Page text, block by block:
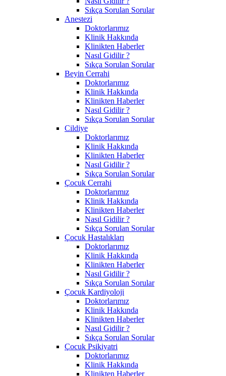
Sıkça Sorulan Sorular
Anestezi
Doktorlarımız
Klinik Hakkında
Klinikten Haberler
Nasıl Gidilir ?
Sıkça Sorulan Sorular
Beyin Cerrahi
Doktorlarımız
Klinik Hakkında
Klinikten Haberler
Nasıl Gidilir ?
Sıkça Sorulan Sorular
Cildiye
Doktorlarımız
Klinik Hakkında
Klinikten Haberler
Nasıl Gidilir ?
Sıkça Sorulan Sorular
Çocuk Cerrahi
Doktorlarımız
Klinik Hakkında
Klinikten Haberler
Nasıl Gidilir ?
Sıkça Sorulan Sorular
Çocuk Hastalıkları
Doktorlarımız
Klinik Hakkında
Klinikten Haberler
Nasıl Gidilir ?
Sıkça Sorulan Sorular
Çocuk Kardiyoloji
Doktorlarımız
Klinik Hakkında
Klinikten Haberler
Nasıl Gidilir ?
Sıkça Sorulan Sorular
Çocuk Psikiyatri
Doktorlarımız
Klinik Hakkında
Klinikten Haberler